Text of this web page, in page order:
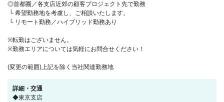
◎首都圏／各支店近郊の顧客プロジェクト先で勤務
└ 希望勤務地を考慮し、ご相談いたします。
└ リモート勤務／ハイブリッド勤務あり
※転勤はございません。
※勤務エリアについては気軽にお問合せください！
(変更の範囲)上記を除く当社関連勤務地
詳細・交通
◆東京支店